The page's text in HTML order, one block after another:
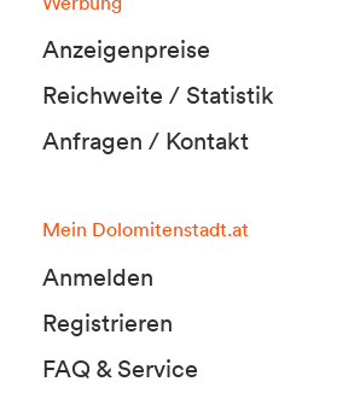
Anzeigenpreise
Reichweite / Statistik
Anfragen / Kontakt
Mein Dolomitenstadt.at
Anmelden
Registrieren
FAQ & Service